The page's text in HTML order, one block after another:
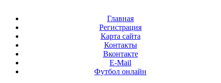
Главная
Регистрация
Карта сайта
Контакты
Вконтакте
E-Mail
Футбол онлайн